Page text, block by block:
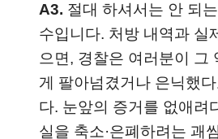
A3. 절대 하셔서는 안 되
수입니다. 처방 내역과 실
으면, 경찰은 여러분이 그
게 팔아넘겼거나 은닉했
다. 눈앞의 증거를 없애려
실을 축소·은폐하려는 괘